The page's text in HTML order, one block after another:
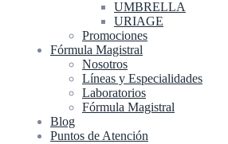
UMBRELLA
URIAGE
Promociones
Fórmula Magistral
Nosotros
Líneas y Especialidades
Laboratorios
Fórmula Magistral
Blog
Puntos de Atención